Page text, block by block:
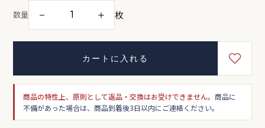
数量 － ＋ 枚
カートに入れる
商品の特性上、原則として返品・交換はお受けできません。商品に
不備があった場合は、商品到着後3日以内にご連絡ください。